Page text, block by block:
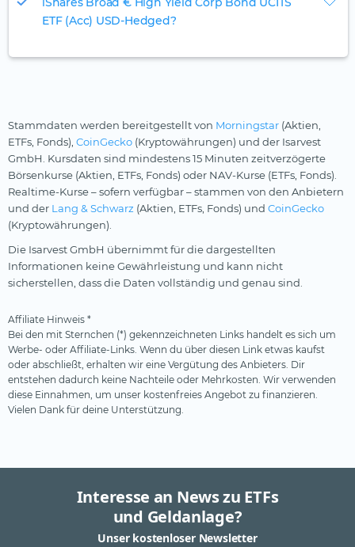
ETF (Acc) USD-Hedged?
Stammdaten werden bereitgestellt von Morningstar (Aktien,
ETFs, Fonds), CoinGecko (Kryptowährungen) und der Isarvest
GmbH. Kursdaten sind mindestens 15 Minuten zeitverzögerte
Börsenkurse (Aktien, ETFs, Fonds) oder NAV-Kurse (ETFs, Fonds).
Realtime-Kurse – sofern verfügbar – stammen von den Anbietern
und der Lang & Schwarz (Aktien, ETFs, Fonds) und CoinGecko
(Kryptowährungen).
Die Isarvest GmbH übernimmt für die dargestellten
Informationen keine Gewährleistung und kann nicht
sicherstellen, dass die Daten vollständig und genau sind.
Affiliate Hinweis *
Bei den mit Sternchen (*) gekennzeichneten Links handelt es sich um
Werbe- oder Affiliate-Links. Wenn du über diesen Link etwas kaufst
oder abschließt, erhalten wir eine Vergütung des Anbieters. Dir
entstehen dadurch keine Nachteile oder Mehrkosten. Wir verwenden
diese Einnahmen, um unser kostenfreies Angebot zu finanzieren.
Vielen Dank für deine Unterstützung.
Interesse an News zu ETFs
und Geldanlage?
Unser kostenloser Newsletter